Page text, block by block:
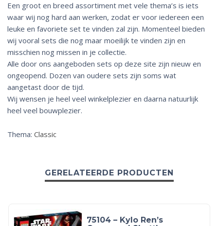
Een groot en breed assortiment met vele thema’s is iets
waar wij nog hard aan werken, zodat er voor iedereen een
leuke en favoriete set te vinden zal zijn. Momenteel bieden
wij vooral sets die nog maar moeilijk te vinden zijn en
misschien nog missen in je collectie.
Alle door ons aangeboden sets op deze site zijn nieuw en
ongeopend. Dozen van oudere sets zijn soms wat
aangetast door de tijd.
Wij wensen je heel veel winkelplezier en daarna natuurlijk
heel veel bouwplezier.
Thema: Classic
GERELATEERDE PRODUCTEN
75104 – Kylo Ren’s